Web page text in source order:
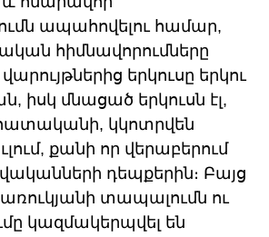
ապահովելու համար,
հիմնավորումները
երկուսը երկու
իսկ մնացած երկուսն էլ,
կկոտրվեն
քանի որ վերաբերում
դեպքերին։ Բայց
տապալումն ու
կազմակերպվել են